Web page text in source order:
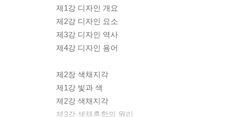
제1강 디자인 개요
제2강 디자인 요소
제3강 디자인 역사
제4강 디자인 용어
제2장 색채지각
제1강 빛과 색
제2강 색채지각
제3강 색채혼합의 원리